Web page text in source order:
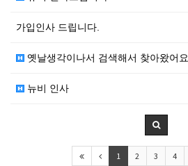
가입인사 드립니다.
옛날생각이나서 검색해서 찾아왔어요
뉴비 인사
1 2 3 4